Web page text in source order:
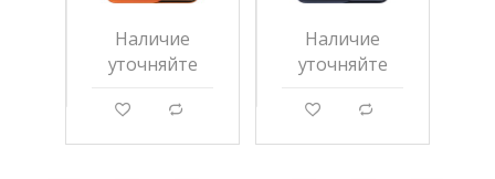
Наличие
уточняйте
g d
Наличие
уточняйте
g d